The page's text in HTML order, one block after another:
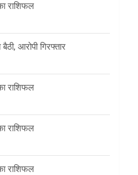
राशिफल
आरोपी गिरफ्तार
राशिफल
राशिफल
राशिफल